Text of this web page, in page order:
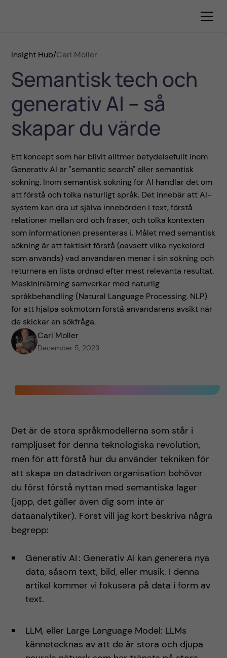
Insight Hub/Carl Moller
Semantisk tech och
generativ AI – så
skapar du värde
Ett koncept som har blivit alltmer betydelsefullt inom
Generativ AI är "semantic search" eller semantisk
sökning. Inom semantisk sökning för AI handlar det om
att förstå och tolka naturligt språk. Det innebär att AI-
system kan dra ut själva innebörden i text, förstå
relationer mellan ord och fraser, och tolka kontexten
som informationen presenteras i. Målet med semantisk
sökning är att faktiskt förstå (oavsett vilka nyckelord
som används) vad användaren menar i sin sökning och
returnera en lista ordnad efter mest relevanta resultat.
Maskininlärning samverkar med naturlig
språkbehandling (Natural Language Processing, NLP)
för att hjälpa sökmotorn förstå användarens avsikt när
de skickar en sökfråga.
Carl Moller
December 5, 2023
Det är de stora språkmodellerna som står i
rampljuset för denna teknologiska revolution,
men för att förstå hur du använder tekniken för
att skapa en datadriven organisation behöver
du först förstå nyttan med semantiska lager
(japp, det gäller även dig som inte är
dataanalytiker). Först vill jag kort beskriva några
begrepp:
Generativ AI : Generativ AI kan generera nya
data, såsom text, bild, eller musik. I denna
artikel kommer vi fokusera på data i form av
text.
LLM, eller Large Language Model: LLMs
kännetecknas av att de är stora och djupa